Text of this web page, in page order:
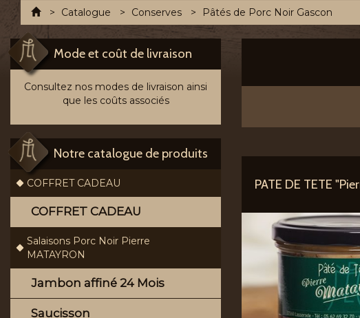
AccueilCatalogue Conserves Pâtés de Porc Noir Gascon
PATE DE TETE
Mode et coût de livraison
Consultez nos modes de livraison ainsi
que les coûts associés
Notre catalogue de produits
COFFRET CADEAU
COFFRET CADEAU
Salaisons Porc Noir Pierre
MATAYRON
Jambon affiné 24 Mois
Saucisson